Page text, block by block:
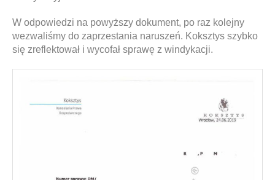
W odpowiedzi na powyższy dokument, po raz kolejny
wezwaliśmy do zaprzestania naruszeń. Koksztys szybko
się zreflektował i wycofał sprawę z windykacji.